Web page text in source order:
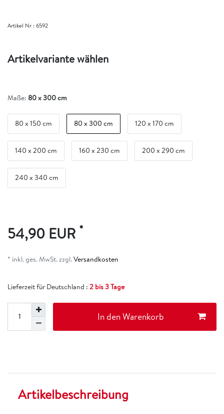
Artikel Nr :6592
Artikelvariante wählen
Maße: 80 x 300 cm
80 x 150 cm 80 x 300 cm 120 x 170 cm
140 x 200 cm 160 x 230 cm 200 x 290 cm
240 x 340 cm
54,90 EUR *
* inkl. ges. MwSt. zzgl.Versandkosten
Lieferzeit für Deutschland : 2 bis 3 Tage
In den Warenkorb
Artikelbeschreibung